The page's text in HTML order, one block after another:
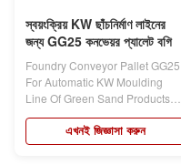
স্বয়ংক্রিয় KW ছাঁচনির্মাণ লাইনের
জন্য GG25 কনভেয়র প্যালেট বগি
Foundry Conveyor Pallet GG25
For Automatic KW Moulding
Line Of Green Sand Products
description:...
এখনই জিজ্ঞাসা করুন